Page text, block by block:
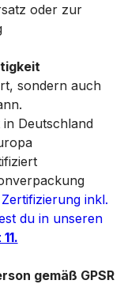
oder zur
sondern auch
Deutschland
inkl.
du in unseren
gemäß GPSR